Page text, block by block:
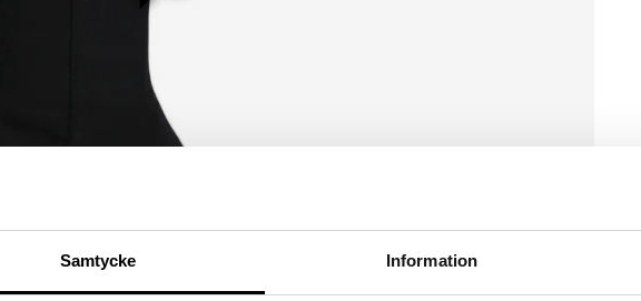
Samtycke Information